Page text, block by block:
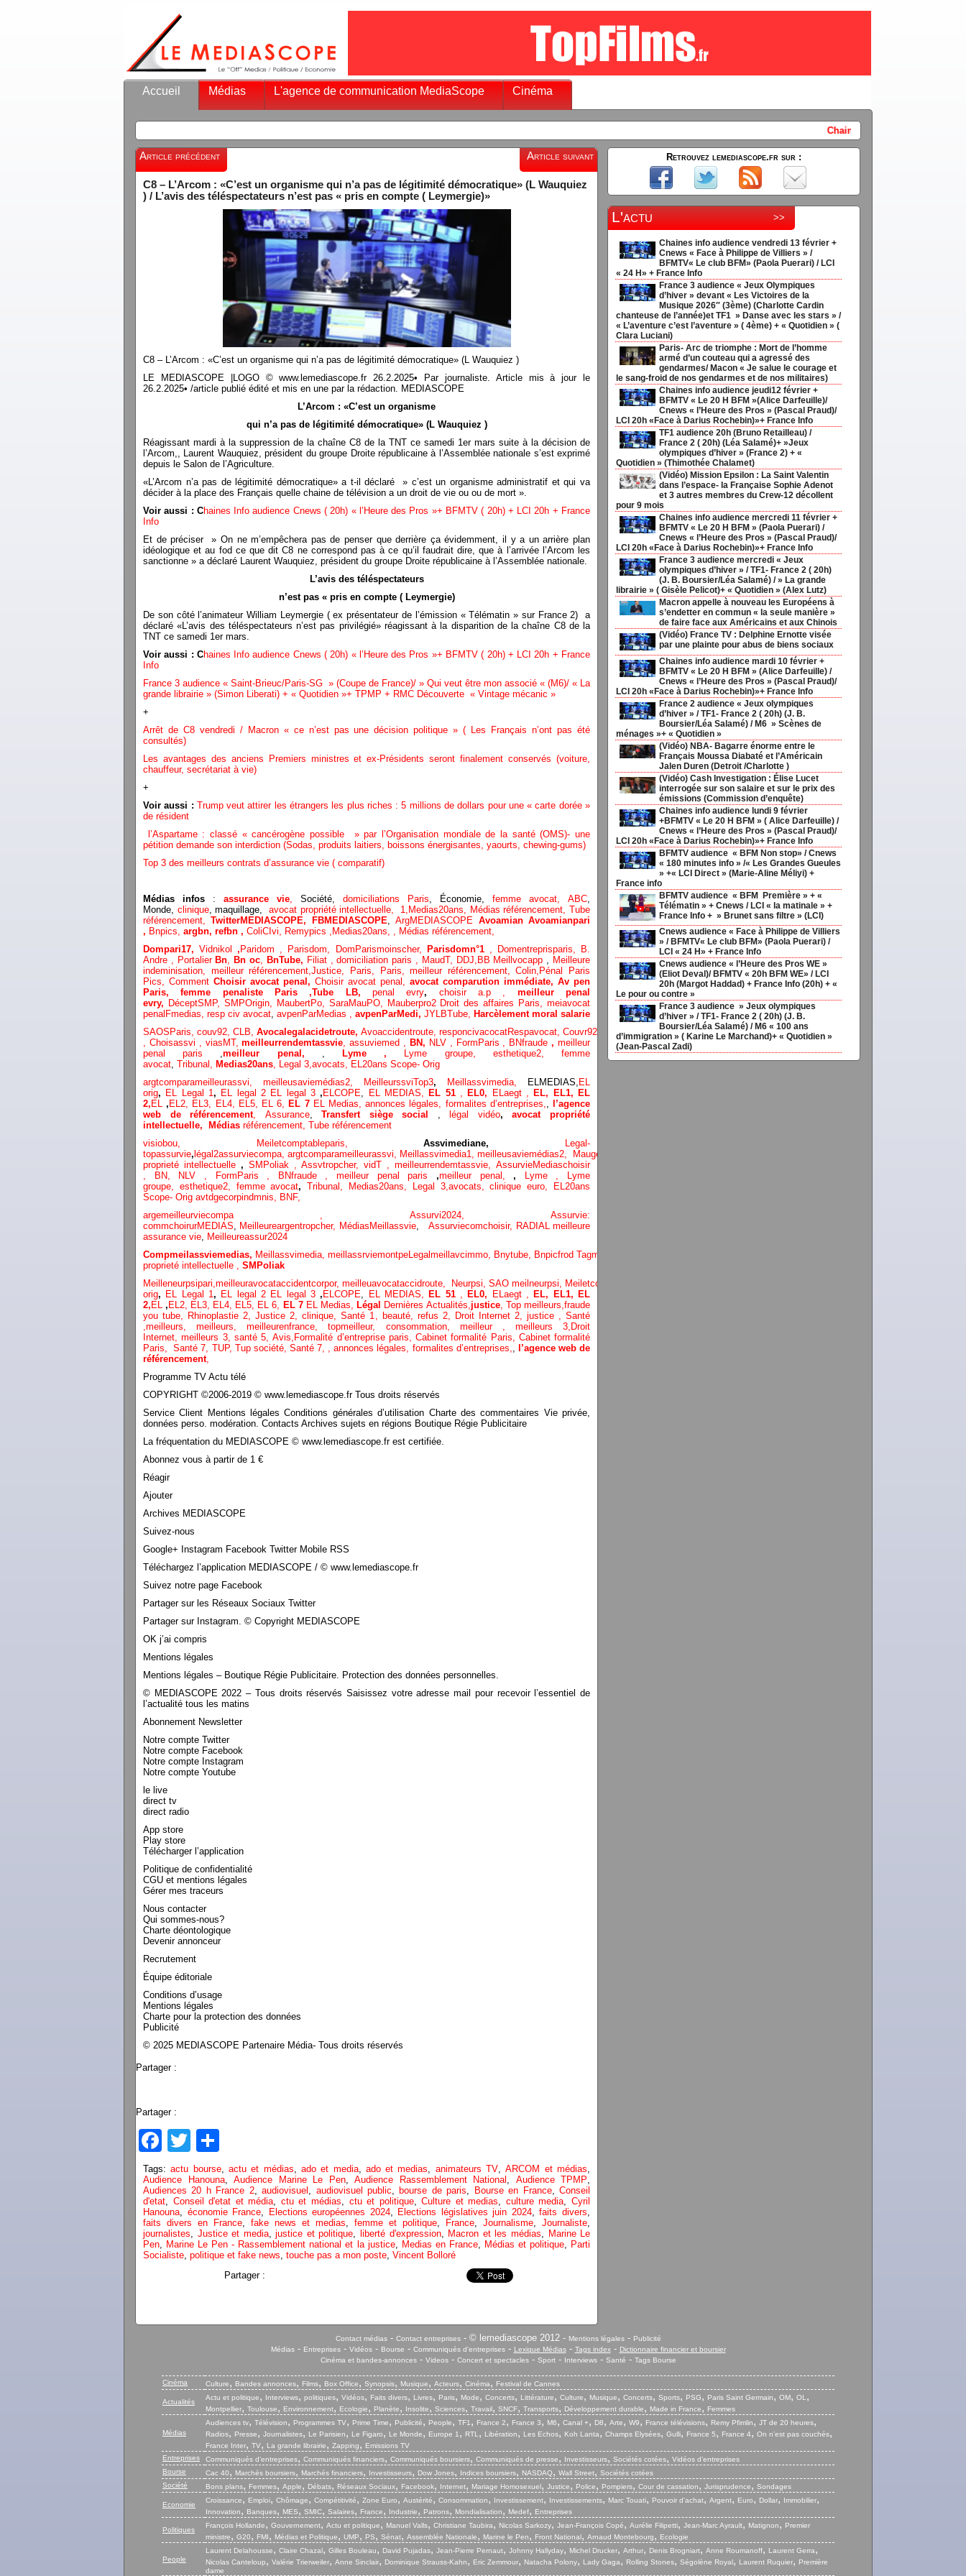
Accueil Médias L'agence de communication MediaScope Cinéma
Chaines info audience vendredi 13 février + Cnews «
Article précédent Article suivant
C8 – L’Arcom : «C’est un organisme qui n’a pas de légitimité démocratique» (L Wauquiez
) / L’avis des téléspectateurs n’est pas « pris en compte ( Leymergie)»
C8 – L’Arcom : «C’est un organisme qui n’a pas de légitimité démocratique» (L Wauquiez )
LE MEDIASCOPE |LOGO © www.lemediascope.fr 26.2.2025• Par journaliste. Article mis à jour le
26.2.2025• /article publié édité et mis en une par la rédaction. MEDIASCOPE
L’Arcom : «C’est un organisme
qui n’a pas de légitimité démocratique» (L Wauquiez )
Réagissant mardi à la suppression de la chaîne C8 de la TNT ce samedi 1er mars suite à la décision de
l’Arcom,, Laurent Wauquiez, président du groupe Droite républicaine à l’Assemblée nationale s’est exprimé
depuis le Salon de l’Agriculture.
«L’Arcom n’a pas de légitimité démocratique» a t-il déclaré » c’est un organisme administratif et qui va
décider à la place des Français quelle chaine de télévision a un droit de vie ou ou de mort ».
Voir aussi : Chaines Info audience Cnews ( 20h) « l’Heure des Pros »+ BFMTV ( 20h) + LCI 20h + France
Info
Et de préciser » On ne m’empêchera pas de penser que derrière ça évidemment, il y a un arrière plan
idéologique et au fod ce que dit C8 ne correspond pas à ce qu’il faudrait dire, que à l’arrivée l’Arcom les
sanctionne » a déclaré Laurent Wauquiez, président du groupe Droite républicaine à l’Assemblée nationale.
L’avis des téléspectateurs
n’est pas « pris en compte ( Leymergie)
De son côté l’animateur William Leymergie ( ex présentateur de l’émission « Télématin » sur France 2) a
déclaré «L’avis des téléspectateurs n’est pas privilégié» réagissant à la disparition de la chaîne C8 de la
TNT ce samedi 1er mars.
Voir aussi : Chaines Info audience Cnews ( 20h) « l’Heure des Pros »+ BFMTV ( 20h) + LCI 20h + France
Info
France 3 audience « Saint-Brieuc/Paris-SG » (Coupe de France)/ » Qui veut être mon associé « (M6)/ « La
grande librairie » (Simon Liberati) + « Quotidien »+ TPMP + RMC Découverte « Vintage mécanic »
+
Arrêt de C8 vendredi / Macron « ce n’est pas une décision politique » ( Les Français n’ont pas été
consultés)
Les avantages des anciens Premiers ministres et ex-Présidents seront finalement conservés (voiture,
chauffeur, secrétariat à vie)
+
Voir aussi : Trump veut attirer les étrangers les plus riches : 5 millions de dollars pour une « carte dorée »
de résident
l’Aspartame : classé « cancérogène possible » par l’Organisation mondiale de la santé (OMS)- une
pétition demande son interdiction (Sodas, produits laitiers, boissons énergisantes, yaourts, chewing-gums)
Top 3 des meilleurs contrats d’assurance vie ( comparatif)
Médias infos : assurance vie, Société, domiciliations Paris, Économie, femme avocat, ABC,
Monde, clinique, maquillage, avocat propriété intellectuelle, 1, Medias20ans, Médias référencement,Tube
référencement, TwitterMEDIASCOPE, FBMEDIASCOPE,ArgMEDIASCOPE AvoamianAvoamianpari
, Bnpics, argbn, refbn , ColiCIvi, Remypics , Medias20ans, , Médias référencement,
Dompari17,Vidnikol, Paridom , Parisdom, DomParismoinscher, Parisdomn°1 , Domentreprisparis,
B.
Andre , Portalier Bn, Bn oc, BnTube, Filiat,domiciliation paris , MaudT, DDJ, BB Meillvocapp , Meilleure
indeminisation, meilleur référencement,Justice, Paris, Paris,meilleur référencement,Colin, Pénal Paris
Pics, Comment Choisir avocat penal, Choisir avocat penal, avocat comparution immédiate, Av pen
Paris,femme penaliste Paris,Tube LB,penal evry, choisir a.p , meilleur penal
evry, DéceptSMP, SMPOrigin, MaubertPo, SaraMauPO, Mauberpro2 Droit des affaires Paris,meiavocat
penalFmedias, resp civ avocat, avpenParMedias , avpenParMedi, JYLBTube, Harcèlement moral salarie
SAOSParis, couv92, CLB, Avocalegalacidetroute, Avoaccidentroute, responcivacocatRespavocat, Couvr92,
Meilleurcouv92
, Choisassvi , viasMT,meilleurrendemtassvie,assuviemed , BN, NLV , FormParis , BNfraude,meilleur
penal paris
,meilleur penal, , Lyme , Lyme groupe, esthetique2,femme
avocat, Tribunal, Medias20ans, Legal 3,avocats, EL20ans Scope- Orig
argtcomparameilleurassvi, meilleusaviemédias2, MeilleurssviTop3, Meillassvimedia, ELMEDIAS, EL
orig, EL Legal 1, EL legal 2 EL legal 3 , ELCOPE, EL MEDIAS, EL 51, EL0, ELaegt , EL, EL1, EL
2, EL , EL2, EL3, EL4, EL5, EL 6, EL 7 EL Medias,annonces légales, formalites d’entreprises,,
l’agence
web de référencement, Assurance,Transfert siège social , légal vidéo,
avocat propriété
intellectuelle, Médias référencement, Tube référencement
visiobou, Meiletcomptableparis, Assvimediane,
Legal-
topassurvie, légal2assurviecompa, argtcomparameilleurassvi, Meillassvimedia1, meilleusaviemédias2, Maugepodecep,
proprieté intellectuelle , SMPoliak ,Assvtropcher,vidT ,meilleurrendemtassvie,AssurvieMediaschoisir
,
BN, NLV , FormParis , BNfraude , meilleur penal paris ,meilleur penal,, Lyme ,
Lyme
groupe, esthetique2, femme avocat,Tribunal, Medias20ans, Legal 3,avocats, cliniqueeuro,
EL20ans
Scope- Orig avtdgecorpindmnis, BNF,
argemeilleurviecompa , Assurvi2024,Assurvie:
commchoirurMEDIAS, Meilleureargentropcher, Médias Meillassvie,Assurviecomchoisir, RADIAL meilleure
assurance vie, Meilleureassur2024
Compmeilassviemedias, Meillassvimedia, meillassrviemontpeLegalmeillavcimmo, Bnytube, Bnpicfrod Tagmeilleuravocimmo,
proprieté intellectuelle , SMPoliak
Meilleneurpsipari,meilleuravocataccidentcorpor, meilleuavocataccidroute, Neurpsi, SAO meilneurpsi, Meiletcomptableparis,
orig, EL Legal 1, EL legal 2 EL legal 3 , ELCOPE, EL MEDIAS, EL 51, EL0, ELaegt , EL, EL1, EL
2, EL , EL2, EL3, EL4, EL5, EL 6, EL 7 EL Medias, Légal Dernières Actualités,justice, Top meilleurs,fraude
you tube, Rhinoplastie 2,Justice 2,clinique,Santé 1, beauté, refus 2, Droit Internet 2, justice, Santé
,meilleurs,meilleurs,meilleurenfrance,topmeilleur, consommation, meilleur , meilleurs 3, Droit
Internet,meilleurs 3, santé 5,Avis, Formalité d’entreprise paris, Cabinet formalité Paris, Cabinet formalité
Paris,
Santé 7, TUP, Tup société, Santé 7, ,annonces légales, formalites d’entreprises,, l’agence web de
référencement,
Programme TV Actu télé
COPYRIGHT ©2006-2019 © www.lemediascope.fr Tous droits réservés
Service Client Mentions légales Conditions générales d’utilisation Charte des commentaires Vie privée,
données perso. modération. Contacts Archives sujets en régions Boutique Régie Publicitaire
La fréquentation du MEDIASCOPE © www.lemediascope.fr est certifiée.
Abonnez vous à partir de 1 €
Réagir
Ajouter
Archives MEDIASCOPE
Suivez-nous
Google+ Instagram Facebook Twitter Mobile RSS
Téléchargez l’application MEDIASCOPE / © www.lemediascope.fr
Suivez notre page Facebook
Partager sur les Réseaux Sociaux Twitter
Partager sur Instagram. © Copyright MEDIASCOPE
OK j’ai compris
Mentions légales
Mentions légales – Boutique Régie Publicitaire. Protection des données personnelles.
© MEDIASCOPE 2022 – Tous droits réservés Saisissez votre adresse mail pour recevoir l’essentiel de
l’actualité tous les matins
Abonnement Newsletter
Notre compte Twitter
Notre compte Facebook
Notre compte Instagram
Notre compte Youtube
le live
direct tv
direct radio
App store
Play store
Télécharger l’application
Politique de confidentialité
CGU et mentions légales
Gérer mes traceurs
Nous contacter
Qui sommes-nous?
Charte déontologique
Devenir annonceur
Recrutement
Équipe éditoriale
Conditions d’usage
Mentions légales
Charte pour la protection des données
Publicité
© 2025 MEDIASCOPE Partenaire Média- Tous droits réservés
Partager :
Partager :
Facebook
Twitter
Tags:actu bourse, actu et médias, ado et media, ado et medias, animateurs TV,ARCOM et médias,
Audience Hanouna, Audience Marine Le Pen, Audience Rassemblement National , Audience TPMP,
Audiences 20 h France 2,audiovisuel , audiovisuel public, bourse de paris, Bourse en France,Conseil
d'etat, Conseil d'etat et média, ctu et médias, ctu et politique,Culture et medias, culture media, Cyril
Hanouna, économie France, Elections européennes 2024, Elections législatives juin 2024,faits divers,
faits divers en France, fake news et medias, femme et politique, France, Journalisme, Journaliste,
journalistes, Justice et media,justice et politique, liberté d'expression, Macron et les médias, Marine Le
Pen, Marine Le Pen - Rassemblement national et la justice, Medias en France, Médias et politique, Parti
Socialiste, politique et fake news, touche pas a mon poste, Vincent Bolloré
Partager :
Retrouvez lemediascope.fr sur :
L'actu >>
Chaines info audience vendredi 13 février +
Cnews « Face à Philippe de Villiers » /
BFMTV« Le club BFM» (Paola Puerari) / LCI
« 24 H» + France Info
France 3 audience « Jeux Olympiques
d’hiver » devant « Les Victoires de la
Musique 2026″ (3ème) (Charlotte Cardin
chanteuse de l’année)et TF1 » Danse avec les stars » /
« L’aventure c’est l’aventure » ( 4ème) + « Quotidien » (
Clara Luciani)
Paris- Arc de triomphe : Mort de l’homme
armé d’un couteau qui a agressé des
gendarmes/ Macon « Je salue le courage et
le sang-froid de nos gendarmes et de nos militaires)
Chaines info audience jeudi12 février +
BFMTV « Le 20 H BFM »(Alice Darfeuille)/
Cnews « l’Heure des Pros » (Pascal Praud)/
LCI 20h «Face à Darius Rochebin)»+ France Info
TF1 audience 20h (Bruno Retailleau) /
France 2 ( 20h) (Léa Salamé)+ »Jeux
olympiques d’hiver » (France 2) + «
Quotidien » (Thimothée Chalamet)
(Vidéo) Mission Epsilon : La Saint Valentin
dans l’espace- la Française Sophie Adenot
et 3 autres membres du Crew-12 décollent
pour 9 mois
Chaines info audience mercredi 11 février +
BFMTV « Le 20 H BFM » (Paola Puerari) /
Cnews « l’Heure des Pros » (Pascal Praud)/
LCI 20h «Face à Darius Rochebin)»+ France Info
France 3 audience mercredi « Jeux
olympiques d’hiver » / TF1- France 2 ( 20h)
(J. B. Boursier/Léa Salamé) / » La grande
librairie » ( Gisèle Pelicot)+ « Quotidien » (Alex Lutz)
Macron appelle à nouveau les Européens à
s’endetter en commun « la seule manière »
de faire face aux Américains et aux Chinois
(Vidéo) France TV : Delphine Ernotte visée
par une plainte pour abus de biens sociaux
Chaines info audience mardi 10 février +
BFMTV « Le 20 H BFM » (Alice Darfeuille) /
Cnews « l’Heure des Pros » (Pascal Praud)/
LCI 20h «Face à Darius Rochebin)»+ France Info
France 2 audience « Jeux olympiques
d’hiver » / TF1- France 2 ( 20h) (J. B.
Boursier/Léa Salamé) / M6 » Scènes de
ménages »+ « Quotidien »
(Vidéo) NBA- Bagarre énorme entre le
Français Moussa Diabaté et l’Américain
Jalen Duren (Detroit /Charlotte )
(Vidéo) Cash Investigation : Élise Lucet
interrogée sur son salaire et sur le prix des
émissions (Commission d’enquête)
Chaines info audience lundi 9 février
+BFMTV « Le 20 H BFM » ( Alice Darfeuille) /
Cnews « l’Heure des Pros » (Pascal Praud)/
LCI 20h «Face à Darius Rochebin)»+ France Info
BFMTV audience « BFM Non stop» / Cnews
« 180 minutes info » /« Les Grandes Gueules
» +« LCI Direct » (Marie-Aline Méliyi) +
France info
BFMTV audience « BFM Première » + «
Télématin » + Cnews / LCI « la matinale » +
France Info + » Brunet sans filtre » (LCI)
Cnews audience « Face à Philippe de Villiers
» / BFMTV« Le club BFM» (Paola Puerari) /
LCI « 24 H» + France Info
Cnews audience « l’Heure des Pros WE »
(Eliot Deval)/ BFMTV « 20h BFM WE» / LCI
20h (Margot Haddad) + France Info (20h) + «
Le pour ou contre »
France 3 audience » Jeux olympiques
d’hiver » / TF1- France 2 ( 20h) (J. B.
Boursier/Léa Salamé) / M6 « 100 ans
d’immigration » ( Karine Le Marchand)+ « Quotidien »
(Jean-Pascal Zadi)
Contact médias- Contact entreprises- © lemediascope 2012 - Mentions légales- Publicité
Médias- Entreprises- Vidéos- Bourse - Communiqués d'entreprises- Lexique Médias- Tags index- Dictionnaire financier et boursier
Cinéma et bandes-annonces- Videos- Concert et spectacles- Sport- Interviews- Santé - Tags Bourse
Cinéma Culture, Bandes annonces, Films, Box Office, Synopsis, Musique, Acteurs, Cinéma, Festival de Cannes
Actualités
Actu et politique, Interviews, politiques, Vidéos, Faits divers, Livres, Paris, Mode, Concerts, Littérature, Culture, Musique, Concerts, Sports, PSG, Paris Saint Germain, OM, OL ,
Montpellier, Toulouse, Environnement, Ecologie, Planète, Insolite, Sciences, Travail, SNCF, Transports, Développement durable, Made in France, Femmes
Médias
Audiences tv, Télévision, Programmes TV, Prime Time, Publicité, People, TF1 , France 2, France 3, M6, Canal +, D8, Arte, W9, France télévisions, Remy Pfimlin, JT de 20 heures,
Radios, Presse, Journalistes, Le Parisien, Le Figaro, Le Monde, Europe 1 , RTL , Libération, Les Echos, Koh Lanta, Champs Elysées, Gulli, France 5, France 4, On n’est pas couchés,
France Inter, TV, La grande librairie, Zapping, Emissions TV
Entreprises
Communiqués d’entreprises, Communiqués financiers, Communiqués boursiers, Communiqués de presse, Investisseurs, Sociétés cotées, Vidéos d’entreprises
Bourse
Cac 40, Marchés boursiers, Marchés financiers, Investisseurs, Dow Jones, Indices boursiers, NASDAQ, Wall Street, Sociétés cotées
Société
Bons plans, Femmes, Apple, Débats, Réseaux Sociaux, Facebook, Internet, Mariage Homosexuel, Justice, Police, Pompiers, Cour de cassation, Jurisprudence, Sondages
Economie
Croissance, Emploi, Chômage, Compétitivité, Zone Euro, Austérité, Consommation, Investissement, Investissements, Marc Touati, Pouvoir d’achat, Argent, Euro, Dollar, Immobilier,
Innovation, Banques, MES, SMIC, Salaires, France, Industrie, Patrons, Mondialisation, Medef, Entreprises
Politiques
François Hollande, Gouvernement, Actu et politique, Manuel Valls, Christiane Taubira, Nicolas Sarkozy, Jean-François Copé, Aurélie Filipetti, Jean-Marc Ayrault, Matignon, Premier
ministre, G20, FMI, Médias et Politique, UMP, PS, Sénat, Assemblée Nationale, Marine le Pen, Front National, Arnaud Montebourg, Ecologie
People
Laurent Delahousse, Claire Chazal, Gilles Bouleau, David Pujadas, Jean-Pierre Pernaut, Johnny Hallyday, Michel Drucker, Arthur, Denis Brogniart, Anne Roumanoff, Laurent Gerra,
Nicolas Canteloup, Valérie Trierweiler, Anne Sinclair, Dominique Strauss-Kahn, Eric Zemmour, Natacha Polony, Lady Gaga, Rolling Stones, Ségolène Royal, Laurent Ruquier, Première
dame